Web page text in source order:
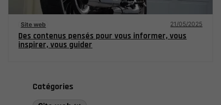
Catégories
Site web 21/05/2025
Des contenus pensés pour vous informer, vous
inspirer, vous guider